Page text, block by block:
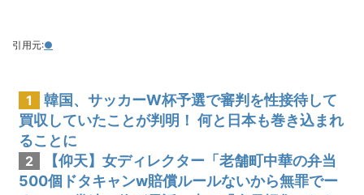
引用元:●
1
韓国、サッカーW杯予選で審判を性接待して
買収していたことが判明！ 何と日本も巻き込まれ
ることに
2
【仰天】女ディレクター「老舗町中華の弁当
500個ドタキャンw賠償ルールないから無罪でー